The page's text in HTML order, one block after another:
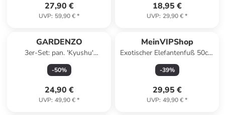
27,90 €
UVP: 59,90 €*
18,95 €
UVP: 29,90 €*
GARDENZO
3er-Set: pan. 'Kyushu'
Hortensien in Weiß
-50%
24,90 €
UVP: 49,90 €*
MeinVIPShop
Exotischer Elefantenfuß 50cm
Zimmerpflanze
-39%
29,95 €
UVP: 49,90 €*